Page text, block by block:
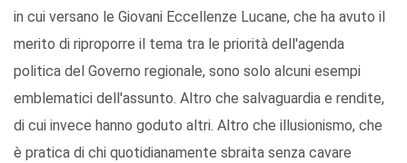
in cui versano le Giovani Eccellenze Lucane, che ha avuto il
merito di riproporre il tema tra le priorità dell'agenda
politica del Governo regionale, sono solo alcuni esempi
emblematici dell'assunto. Altro che salvaguardia e rendite,
di cui invece hanno goduto altri. Altro che illusionismo, che
è pratica di chi quotidianamente sbraita senza cavare